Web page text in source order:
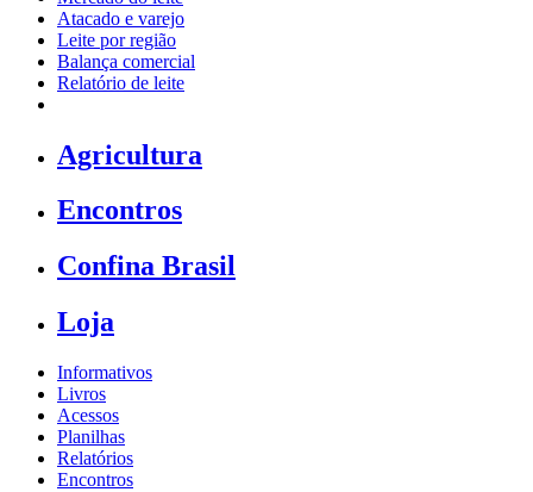
Atacado e varejo
Leite por região
Balança comercial
Relatório de leite
Agricultura
Encontros
Confina Brasil
Loja
Informativos
Livros
Acessos
Planilhas
Relatórios
Encontros